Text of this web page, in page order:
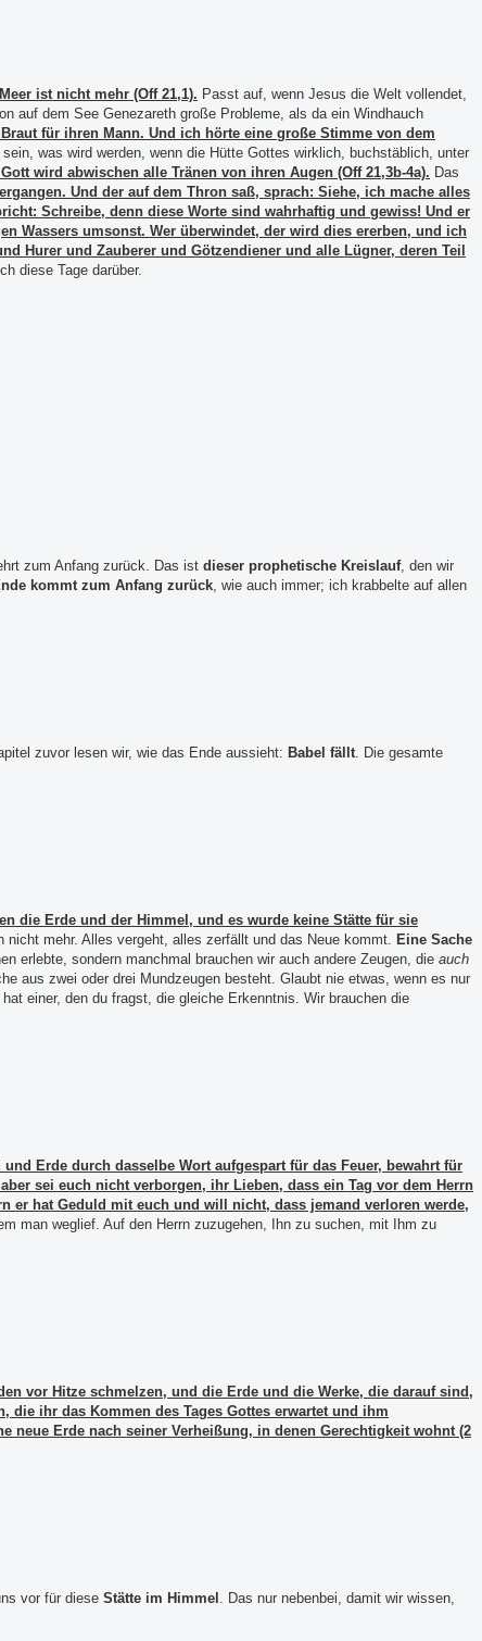
ist nicht mehr (Off 21,1). Passt auf, wenn Jesus die Welt vollendet,
auf dem See Genezareth große Probleme, als da ein Windhauch
für ihren Mann. Und ich hörte eine große Stimme von dem
was wird werden, wenn die Hütte Gottes wirklich, buchstäblich, unter
wird abwischen alle Tränen von ihren Augen (Off 21,3b-4a). Das
Und der auf dem Thron saß, sprach: Siehe, ich mache alles
Schreibe, denn diese Worte sind wahrhaftig und gewiss! Und er
Wassers umsonst. Wer überwindet, der wird dies ererben, und ich
Hurer und Zauberer und Götzendiener und alle Lügner, deren Teil
diese Tage darüber.
zum Anfang zurück. Das ist dieser prophetische Kreislauf, den wir
kommt zum Anfang zurück, wie auch immer; ich krabbelte auf allen
zuvor lesen wir, wie das Ende aussieht: Babel fällt. Die gesamte
die Erde und der Himmel, und es wurde keine Stätte für sie
mehr. Alles vergeht, alles zerfällt und das Neue kommt. Eine Sache
erlebte, sondern manchmal brauchen wir auch andere Zeugen, die auch
aus zwei oder drei Mundzeugen besteht. Glaubt nie etwas, wenn es nur
einer, den du fragst, die gleiche Erkenntnis. Wir brauchen die
Erde durch dasselbe Wort aufgespart für das Feuer, bewahrt für
sei euch nicht verborgen, ihr Lieben, dass ein Tag vor dem Herrn
er hat Geduld mit euch und will nicht, dass jemand verloren werde,
man weglief. Auf den Herrn zuzugehen, Ihn zu suchen, mit Ihm zu
vor Hitze schmelzen, und die Erde und die Werke, die darauf sind,
ihr das Kommen des Tages Gottes erwartet und ihm
neue Erde nach seiner Verheißung, in denen Gerechtigkeit wohnt (2
vor für diese Stätte im Himmel . Das nur nebenbei, damit wir wissen,